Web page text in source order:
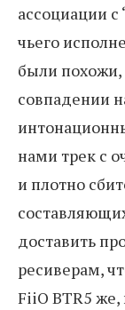
ассоциации с
чьего
были похожи,
совпадении
нами трек с
и плотно
доставить
ресиверам,
FiiO BTR5